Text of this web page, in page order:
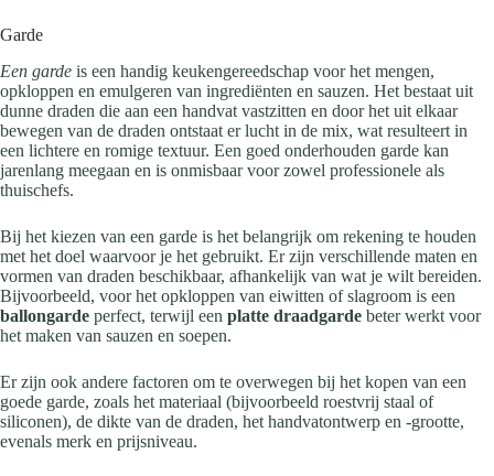
Garde
Een garde is een handig keukengereedschap voor het mengen,
opkloppen en emulgeren van ingrediënten en sauzen. Het bestaat uit
dunne draden die aan een handvat vastzitten en door het uit elkaar
bewegen van de draden ontstaat er lucht in de mix, wat resulteert in
een lichtere en romige textuur. Een goed onderhouden garde kan
jarenlang meegaan en is onmisbaar voor zowel professionele als
thuischefs.
Bij het kiezen van een garde is het belangrijk om rekening te houden
met het doel waarvoor je het gebruikt. Er zijn verschillende maten en
vormen van draden beschikbaar, afhankelijk van wat je wilt bereiden.
Bijvoorbeeld, voor het opkloppen van eiwitten of slagroom is een
ballongarde perfect, terwijl een platte draadgarde beter werkt voor
het maken van sauzen en soepen.
Er zijn ook andere factoren om te overwegen bij het kopen van een
goede garde, zoals het materiaal (bijvoorbeeld roestvrij staal of
siliconen), de dikte van de draden, het handvatontwerp en -grootte,
evenals merk en prijsniveau.